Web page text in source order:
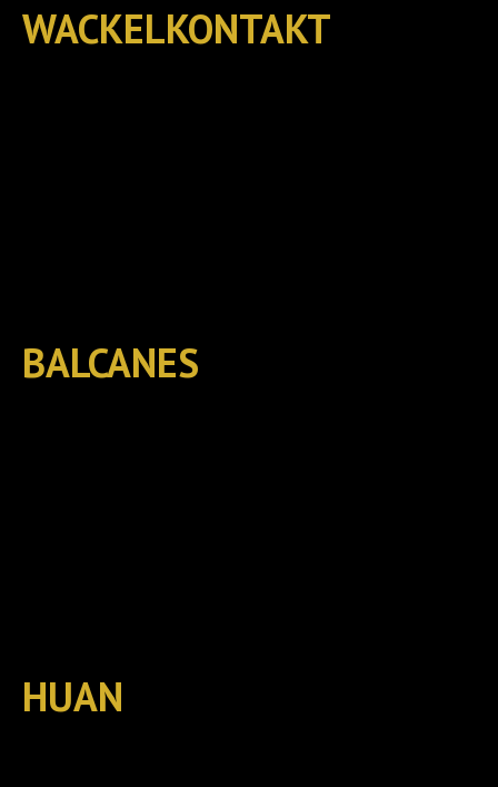
WACKELKONTAKT
BALCANES
HUAN